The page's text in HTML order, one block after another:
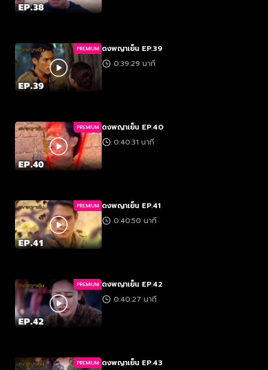
PREMIUM ดงพญาเย็น EP.39
0:39:29 นาที
PREMIUM ดงพญาเย็น EP.40
0:40:31 นาที
PREMIUM ดงพญาเย็น EP.41
0:40:50 นาที
PREMIUM ดงพญาเย็น EP.42
0:40:27 นาที
PREMIUM ดงพญาเย็น EP.43